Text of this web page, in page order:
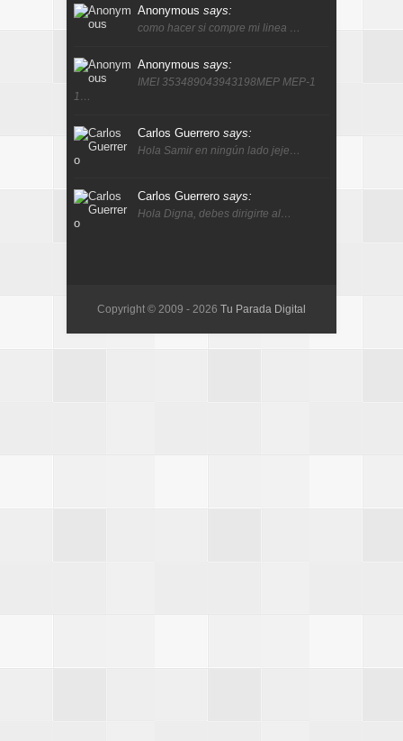
Anonymous says:
como hacer si compre mi linea …
Anonymous says:
IMEI 353489043943198MEP MEP-1
1…
Carlos Guerrero says:
Hola Samir en ningún lado jeje…
Carlos Guerrero says:
Hola Digna, debes dirigirte al…
Copyright © 2009 - 2026 Tu Parada Digital